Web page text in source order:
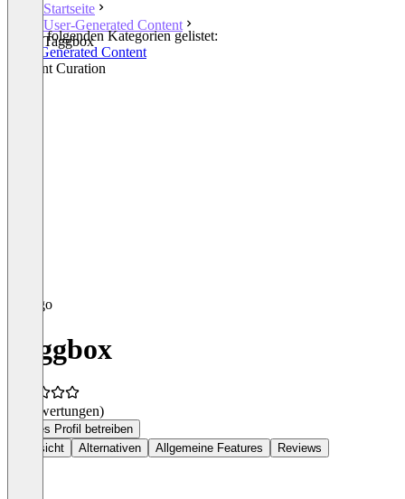
Startseite
User-Generated Content
Taggbox
In den folgenden Kategorien gelistet:
User-Generated Content
Content Curation
Taggbox
(0 Bewertungen)
Dieses Profil betreiben
Übersicht
Alternativen Allgemeine Features Reviews